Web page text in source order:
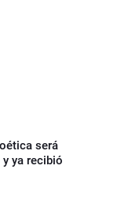
será
ya recibió